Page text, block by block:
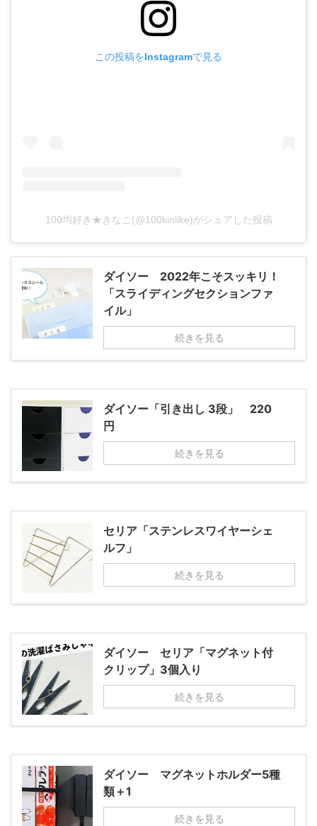
この投稿をInstagramで見る
100均好き★きなこ(@100kinlike)がシェアした投稿
ダイソー 2022年こそスッキリ！
「スライディングセクションファ
イル」
続きを見る
ダイソー「引き出し 3段」 220
円
続きを見る
セリア「ステンレスワイヤーシェ
ルフ」
続きを見る
ダイソー セリア「マグネット付
クリップ」3個入り
続きを見る
ダイソー マグネットホルダー5種
類＋1
続きを見る